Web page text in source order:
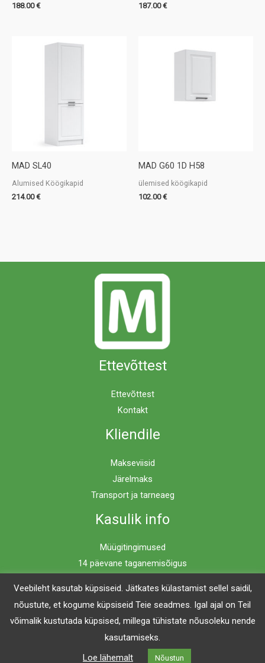
188.00€
187.00€
MAD SL40
Alumised Köögikapid
214.00€
MAD G60 1D H58
ülemised köögikapid
102.00€
Ettevõttest
Ettevõttest
Kontakt
Kliendile
Makseviisid
Järelmaks
Transport ja tarneaeg
Kasulik info
Müügitingimused
14 päevane taganemisõigus
Copyright © 2026 Mööblimaailm | Powered by Mööblimaailm
Veebileht kasutab küpsiseid. Jätkates külastamist sellel saidil,
nõustute, et kogume küpsiseid Teie seadmes. Igal ajal on Teil
võimalik kustutada küpsised, millega tühistate nõusoleku nende
kasutamiseks.
Loe lähemalt
Nõustun